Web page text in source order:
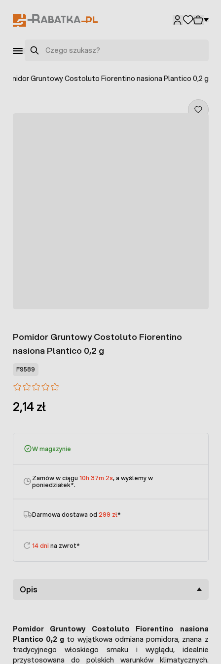
Szukaj
Pomidor Gruntowy Costoluto Fiorentino nasiona Plantico 0,2 g
Pomidor Gruntowy Costoluto Fiorentino
nasiona Plantico 0,2 g
F9589
2,14 zł
W magazynie
Zamów w ciągu 10h 37m 2s, a wyślemy w
poniedziałek*.
Darmowa dostawa od 299 zł*
14 dni na zwrot*
Opis
Pomidor Gruntowy Costoluto Fiorentino nasiona
Plantico 0,2 g to wyjątkowa odmiana pomidora, znana z
tradycyjnego włoskiego smaku i wyglądu, idealnie
przystosowana do polskich warunków klimatycznych.